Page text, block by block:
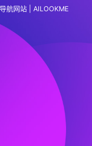
航网站 | AILOOKME